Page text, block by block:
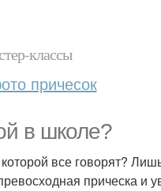
классы
причесок
в школе?
все говорят?
прическа и